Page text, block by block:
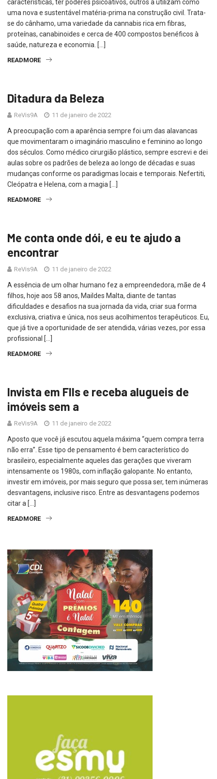
características, ter poderes psicoativos, outros a utilizam como
uma nova e sustentável matéria-prima na construção civil. Trata-
se do cânhamo, uma variedade da cannabis rica em fibras,
proteínas, canabinoides e cerca de 400 compostos benéficos à
saúde, natureza e economia. […]
READMORE
Ditadura da Beleza
ReVis9A 11 de janeiro de 2022
A preocupação com a aparência sempre foi um das alavancas
que movimentaram o imaginário masculino e feminino ao longo
dos séculos. Como médico cirurgião plástico, sempre escrevi e dei
aulas sobre os padrões de beleza ao longo de décadas e suas
mudanças conforme os paradigmas locais e temporais. Nefertiti,
Cleópatra e Helena, com a magia […]
READMORE
Me conta onde dói, e eu te ajudo a
encontrar
ReVis9A 11 de janeiro de 2022
A essência de um olhar humano fez a empreendedora, mãe de 4
filhos, hoje aos 58 anos, Maildes Malta, diante de tantas
dificuldades e desafios na sua jornada da vida, criar sua forma
exclusiva, criativa e única, nos seus acolhimentos terapêuticos. Eu,
que já tive a oportunidade de ser atendida, várias vezes, por essa
profissional […]
READMORE
Invista em FIIs e receba alugueis de
imóveis sem a
ReVis9A 11 de janeiro de 2022
Aposto que você já escutou aquela máxima “quem compra terra
não erra”. Esse tipo de pensamento é bem característico do
brasileiro, especialmente aqueles das gerações que viveram
intensamente os 1980s, com inflação galopante. No entanto,
investir em imóveis, por mais seguro que possa ser, tem inúmeras
desvantagens, inclusive risco. Entre as desvantagens podemos
citar a […]
READMORE